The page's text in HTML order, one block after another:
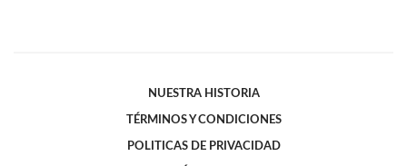
NUESTRA HISTORIA
TÉRMINOS Y CONDICIONES
POLITICAS DE PRIVACIDAD